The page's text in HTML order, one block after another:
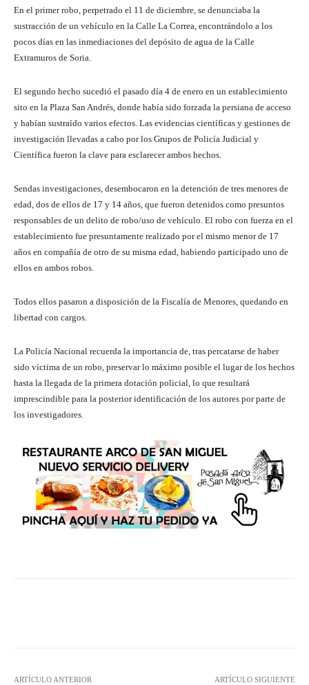
En el primer robo, perpetrado el 11 de diciembre, se denunciaba la
sustracción de un vehículo en la Calle La Correa, encontrándolo a los
pocos días en las inmediaciones del depósito de agua de la Calle
Extramuros de Soria.
El segundo hecho sucedió el pasado día 4 de enero en un establecimiento
sito en la Plaza San Andrés, donde había sido forzada la persiana de acceso
y habían sustraído varios efectos. Las evidencias científicas y gestiones de
investigación llevadas a cabo por los Grupos de Policía Judicial y
Científica fueron la clave para esclarecer ambos hechos.
Sendas investigaciones, desembocaron en la detención de tres menores de
edad, dos de ellos de 17 y 14 años, que fueron detenidos como presuntos
responsables de un delito de robo/uso de vehículo. El robo con fuerza en el
establecimiento fue presuntamente realizado por el mismo menor de 17
años en compañía de otro de su misma edad, habiendo participado uno de
ellos en ambos robos.
Todos ellos pasaron a disposición de la Fiscalía de Menores, quedando en
libertad con cargos.
La Policía Nacional recuerda la importancia de, tras percatarse de haber
sido víctima de un robo, preservar lo máximo posible el lugar de los hechos
hasta la llegada de la primera dotación policial, lo que resultará
imprescindible para la posterior identificación de los autores por parte de
los investigadores.
ARTÍCULO ANTERIOR ARTÍCULO SIGUIENTE